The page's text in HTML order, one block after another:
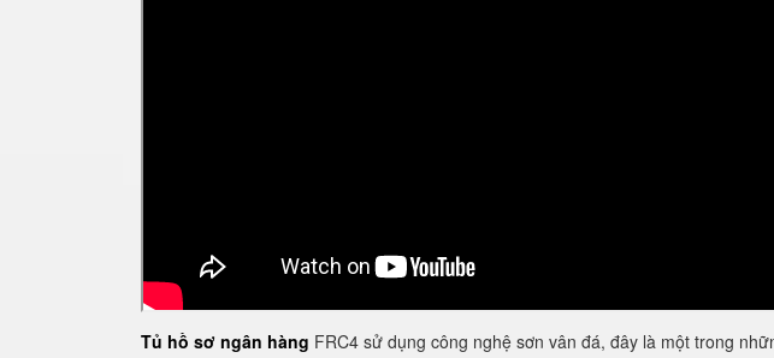
Tủ hồ sơ ngân hàng FRC4 sử dụng công nghệ sơn vân đá, đây là một trong